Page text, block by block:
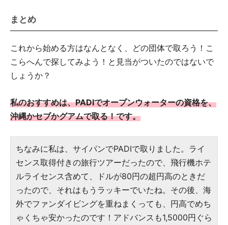
まとめ
これから始める方はなんとなく、どの団体で取ろう！こ
こらへんで探してみよう！と見当がついたのではないで
しょうか？
私のおすすめは、PADIでオープンウォーターの資格を、
沖縄かセブかグアムで取る！です。
ちなみに私は、サイパンでPADIで取りました。ライ
センス取得付きの旅行ツアーだったので、飛行機ホテ
ルライセンス含めて、ドルが80円の超円高のときだ
ったので、それはもうラッキーでいたね。その後、海
外でファンダイビングを重ねまくっても、円高でめち
ゃくちゃ安かったのです！アドバンスも1,5000円ぐら